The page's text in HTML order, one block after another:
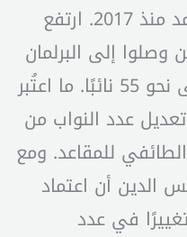
في القانون النسبي المعتمد منذ 2017. ارتفع
وصلوا إلى البرلمان
بأصوات ناخبيهم من 35 إلى نحو 55 نائبًا. ما اعتُبر
عدد النواب من
الطائفي للمقاعد. ومع
الدين أن اعتماد
في عدد